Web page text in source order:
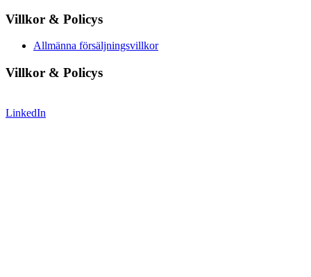
Villkor & Policys
Allmänna försäljningsvillkor
Villkor & Policys
LinkedIn